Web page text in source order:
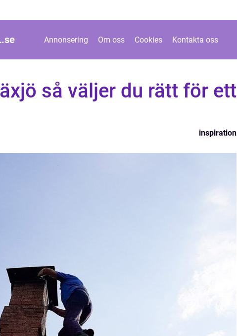
se Annonsering Om oss Cookies Kontakta oss
så väljer du rätt för ett
inspiration